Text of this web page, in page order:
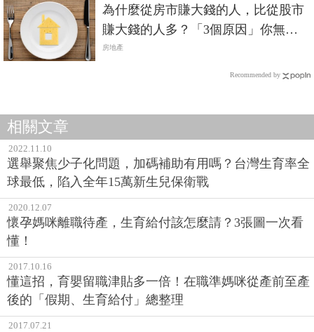
為什麼從房市賺大錢的人，比從股市
賺大錢的人多？「3個原因」你無法
否認
房地產
Recommended by
相關文章
2022.11.10
選舉聚焦少子化問題，加碼補助有用嗎？台灣生育率全
球最低，陷入全年15萬新生兒保衛戰
2020.12.07
懷孕媽咪離職待產，生育給付該怎麼請？3張圖一次看
懂！
2017.10.16
懂這招，育嬰留職津貼多一倍！在職準媽咪從產前至產
後的「假期、生育給付」總整理
2017.07.21